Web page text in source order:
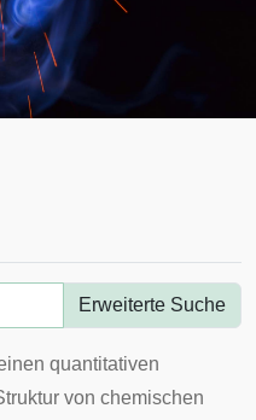
Erweiterte Suche
quantitativen
von chemischen